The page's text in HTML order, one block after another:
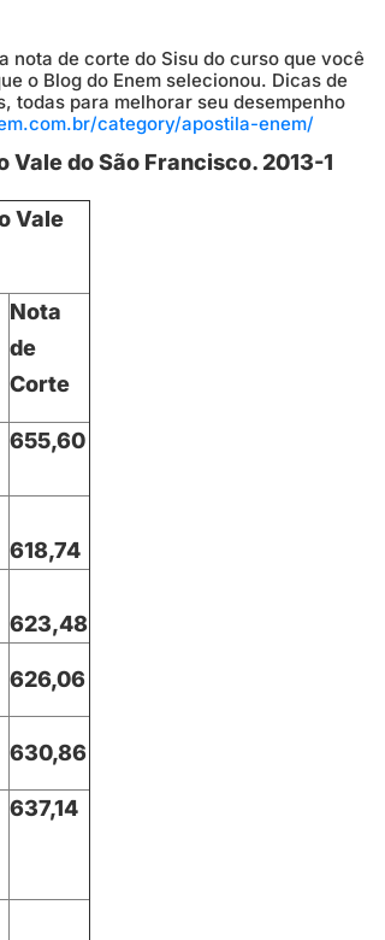
nota de corte do Sisu do curso que você
o Blog do Enem selecionou. Dicas de
todas para melhorar seu desempenho
category/apostila-enem/
Vale do São Francisco. 2013-1
Vale
Nota
de
Corte
655,60
618,74
623,48
626,06
630,86
637,14